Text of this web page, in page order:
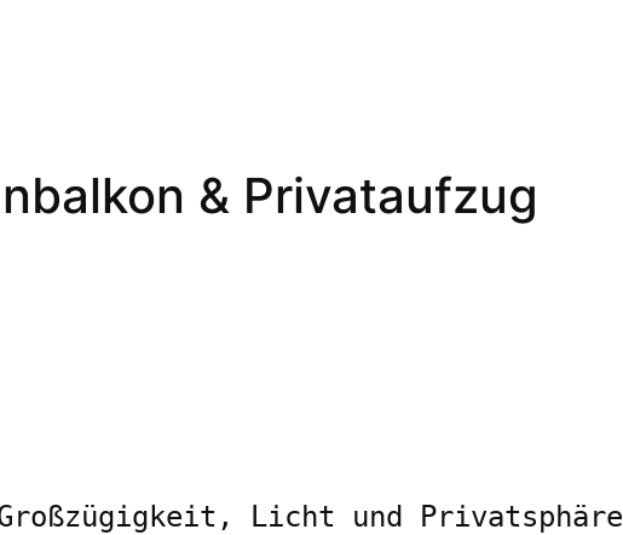
& Privataufzug
Großzügigkeit, Licht und Privatsphäre